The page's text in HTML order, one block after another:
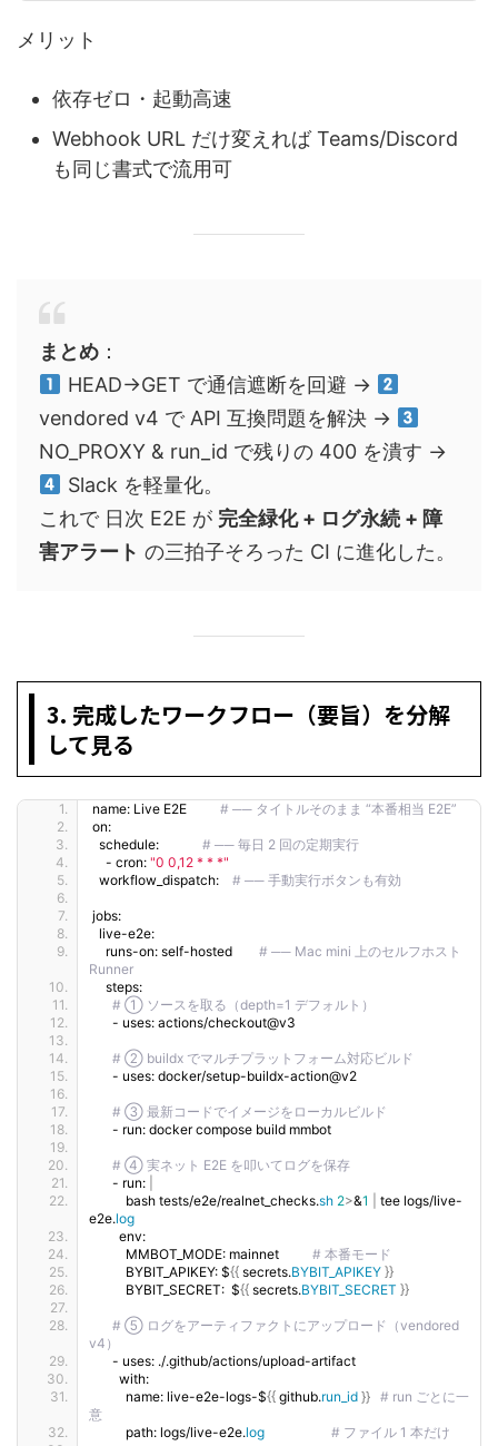
メリット
依存ゼロ・起動高速
Webhook URL だけ変えれば Teams/Discord
も同じ書式で流用可
まとめ ：
HEAD→GET で通信遮断を回避 →
vendored v4 で API 互換問題を解決 →
NO_PROXY & run_id で残りの 400 を潰す →
Slack を軽量化。
これで 日次 E2E が 完全緑化 + ログ永続 + 障
害アラート の三拍子そろった CI に進化した。
3. 完成したワークフロー（要旨）を分解
して見る
name: Live E2E # ── タイトルそのまま “本番相当 E2E”
on:
  schedule:
# ── 毎日 2 回の定期実行
    - cron:
"0 0,12 * * *"
  workflow_dispatch:
# ── 手動実行ボタンも有効
jobs:
  live-e2e:
    runs-on: self-hosted
# ── Mac mini 上のセルフホスト
Runner
    steps:
# ① ソースを取る（depth=1 デフォルト）
      - uses: actions/checkout@v3
# ② buildx でマルチプラットフォーム対応ビルド
      - uses: docker/setup-buildx-action@v2
# ③ 最新コードでイメージをローカルビルド
      - run: docker compose build mmbot
# ④ 実ネット E2E を叩いてログを保存
      - run:
          bash tests/e2e/realnet_checks.
sh 2>&1
tee logs/live-
e2e.log
        env:
          MMBOT_MODE: mainnet
# 本番モード
          BYBIT_APIKEY: $
{{ secrets.BYBIT_APIKEY }}
          BYBIT_SECRET:  $
{{ secrets.BYBIT_SECRET }}
# ⑤ ログをアーティファクトにアップロード（vendored
v4）
      - uses: ./.github/actions/upload-artifact
        with:
          name: live-e2e-logs-$
{{ github.run_id }} # run ごとに一
意
          path: logs/live-e2e.
log # ファイル 1 本だけ